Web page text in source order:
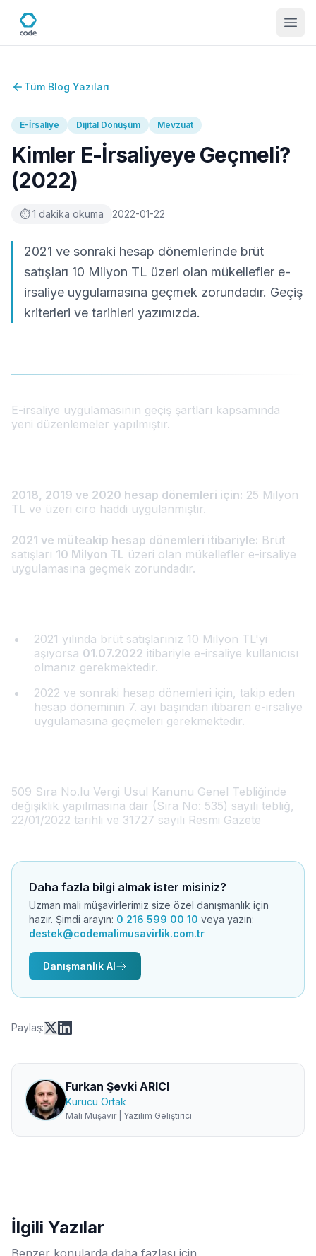
Tüm Blog Yazıları
E-İrsaliye Dijital Dönüşüm Mevzuat
Kimler E-İrsaliyeye Geçmeli?
(2022)
⏱1 dakika okuma 2022-01-22
2021 ve sonraki hesap dönemlerinde brüt
satışları 10 Milyon TL üzeri olan mükellefler e-
irsaliye uygulamasına geçmek zorundadır. Geçiş
kriterleri ve tarihleri yazımızda.
E-irsaliye uygulamasının geçiş şartları kapsamında
yeni düzenlemeler yapılmıştır.
2018, 2019 ve 2020 hesap dönemleri için: 25 Milyon
TL ve üzeri ciro haddi uygulanmıştır.
2021 ve müteakip hesap dönemleri itibariyle: Brüt
satışları 10 Milyon TL üzeri olan mükellefler e-irsaliye
uygulamasına geçmek zorundadır.
2021 yılında brüt satışlarınız 10 Milyon TL'yi
aşıyorsa 01.07.2022 itibariyle e-irsaliye kullanıcısı
olmanız gerekmektedir.
2022 ve sonraki hesap dönemleri için, takip eden
hesap döneminin 7. ayı başından itibaren e-irsaliye
uygulamasına geçmeleri gerekmektedir.
509 Sıra No.lu Vergi Usul Kanunu Genel Tebliğinde
değişiklik yapılmasına dair (Sıra No: 535) sayılı tebliğ,
22/01/2022 tarihli ve 31727 sayılı Resmi Gazete
Daha fazla bilgi almak ister misiniz?
Uzman mali müşavirlerimiz size özel danışmanlık için
hazır. Şimdi arayın: 0 216 599 00 10 veya yazın:
destek@codemalimusavirlik.com.tr
Danışmanlık Al
Paylaş:
Furkan Şevki ARICI
Kurucu Ortak
Mali Müşavir | Yazılım Geliştirici
İlgili Yazılar
Benzer konularda daha fazlası için